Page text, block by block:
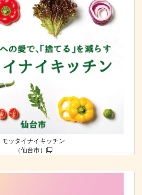
モッタイナイキッチン
（仙台市）